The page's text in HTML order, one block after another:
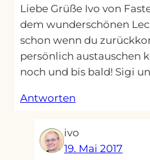
Liebe Grüße Ivo von
dem wunderschönen
schon wenn du
persönlich austauschen
noch und bis bald! Sigi
Antworten
ivo
19. Mai 2017